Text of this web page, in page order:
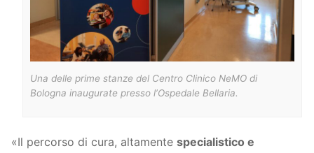
Una delle prime stanze del Centro Clinico NeMO di
Bologna inaugurate presso l’Ospedale Bellaria.
«Il percorso di cura, altamente specialistico e